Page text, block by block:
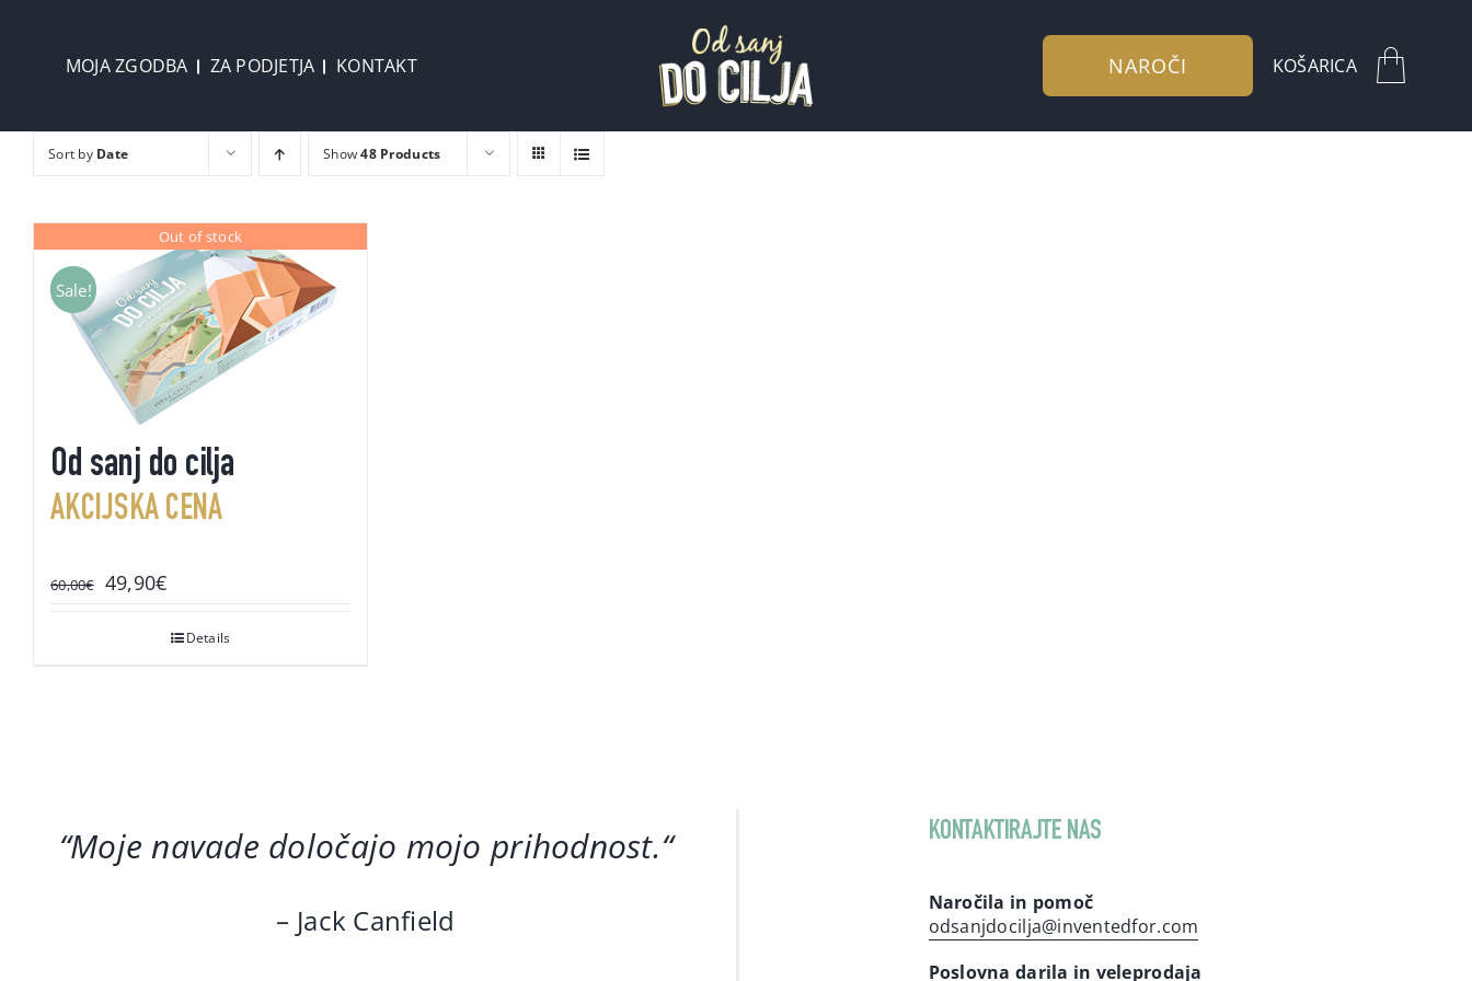
contentMOJA ZGODBA ZA PODJETJA KONTAKT NAROČI KOŠARICA
Sort by Date Show48 Products
Out of stock
Sale!
Od sanj do cilja
AKCIJSKA CENA
60,00€ Original
49,90€Current
is:Details
“Moje navade določajo mojo prihodnost.“
– Jack Canfield
KONTAKTIRAJTE NAS
Naročila in pomoč
odsanjdocilja@inventedfor.com
Poslovna darila in veleprodaja